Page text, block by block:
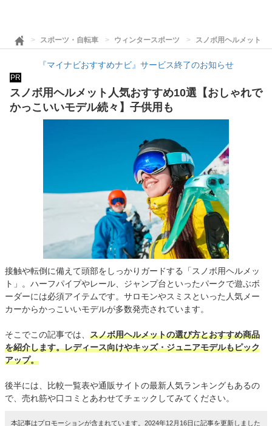
スポーツ・自転車 ウィンタースポーツ スノボ用ヘルメット人
『マイナビおすすめナビ』サービス終了のお知らせ
PR
スノボ用ヘルメット人気おすすめ10選【おしゃれで
かっこいいモデル続々】子供用も
接触や転倒に備えて頭部をしっかりガードする「スノボ用ヘルメッ
ト」。ハーフパイプやレール、ジャンプ台といったパークで遊ぶボ
ーダーには必須アイテムです。サロモンやスミスといった人気メー
カーからかっこいいモデルが多数発売されています。
そこでこの記事では、 スノボ用ヘルメットの選び方とおすすめ商品
を紹介します。レディース向けやキッズ・ジュニアモデルもピック
アップ。
後半には、比較一覧表や通販サイトの最新人気ランキングもあるの
で、売れ筋や口コミとあわせてチェックしてみてください。
本記事はプロモーションが含まれています。2024年12月16日に記事を更新しました